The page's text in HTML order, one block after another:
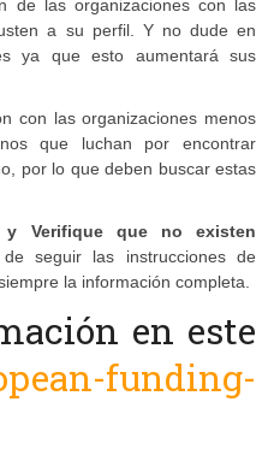
de las organizaciones con las
a su perfil. Y no dude en
ya que esto aumentará sus
con las organizaciones menos
que luchan por encontrar
por lo que deben buscar estas
y Verifique que no existen
seguir las instrucciones de
la información completa.
en este
funding-